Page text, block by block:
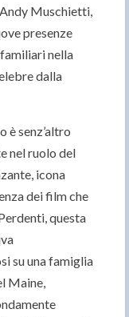
Muschietti,
presenze
nella
dalla
è senz’altro
nel ruolo del
icona
dei film che
questa
su una famiglia
Maine,